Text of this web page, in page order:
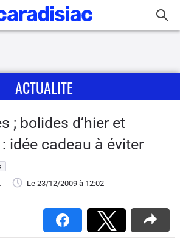
ACTUALITE
; bolides d’hier et
: idée cadeau à éviter
Le 23/12/2009 à 12:02